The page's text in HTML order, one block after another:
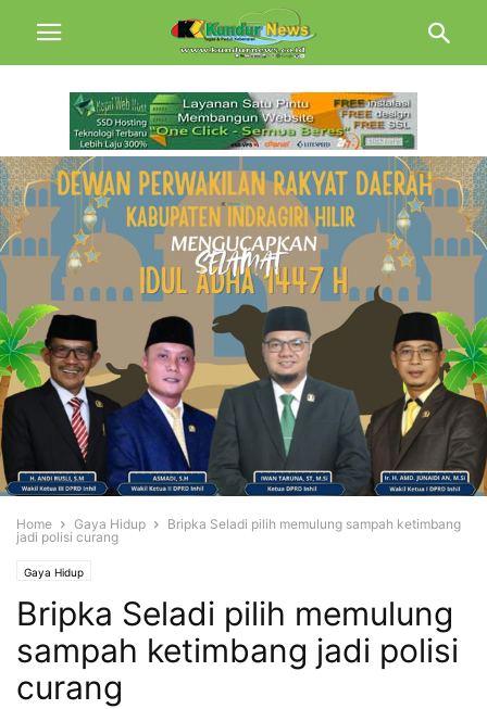
Home Gaya Hidup
Bripka Seladi pilih memulung sampah ketimbang
jadi polisi curang
Gaya Hidup
Bripka Seladi pilih memulung
sampah ketimbang jadi polisi
curang